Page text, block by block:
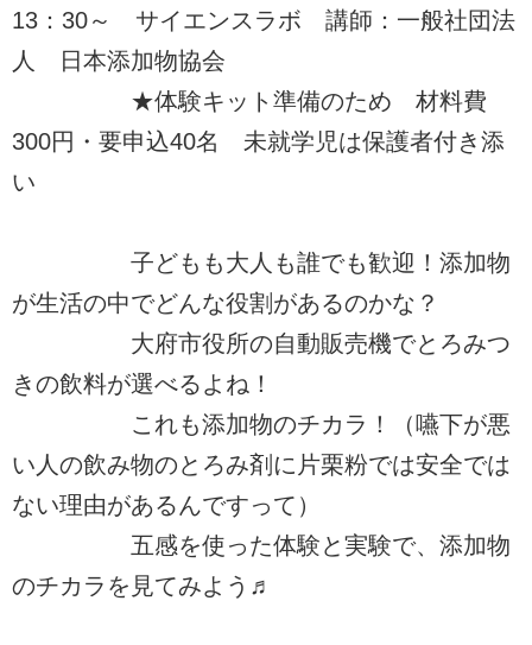
13：30～ サイエンスラボ 講師：一般社団法
人 日本添加物協会
★体験キット準備のため 材料費
300円・要申込40名 未就学児は保護者付き添
い
子どもも大人も誰でも歓迎！添加物
が生活の中でどんな役割があるのかな？
大府市役所の自動販売機でとろみつ
きの飲料が選べるよね！
これも添加物のチカラ！（嚥下が悪
い人の飲み物のとろみ剤に片栗粉では安全では
ない理由があるんですって）
五感を使った体験と実験で、添加物
のチカラを見てみよう♬